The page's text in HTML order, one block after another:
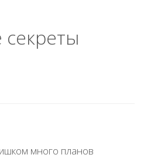
много планов